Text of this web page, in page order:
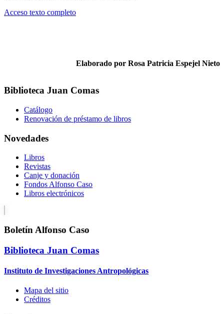
Acceso texto completo
Elaborado por Rosa Patricia Espejel Nieto
Biblioteca Juan Comas
Catálogo
Renovación de préstamo de libros
Novedades
Libros
Revistas
Canje y donación
Fondos Alfonso Caso
Libros electrónicos
Boletín Alfonso Caso
Biblioteca Juan Comas
Instituto de Investigaciones Antropológicas
Mapa del sitio
Créditos